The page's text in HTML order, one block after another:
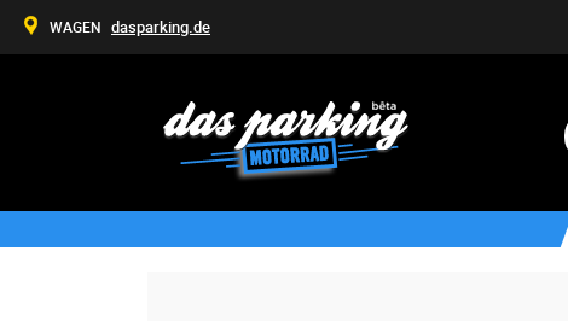
WAGEN dasparking.de